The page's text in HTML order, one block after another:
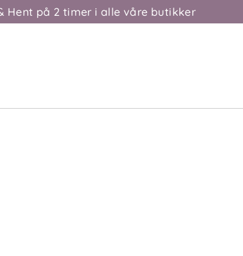
Hent på 2 timer i alle våre butikker